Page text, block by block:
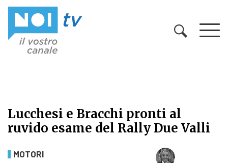
Lucchesi e Bracchi pronti al
ruvido esame del Rally Due Valli
Lucchesi e Bracchi pronti al
MOTORI